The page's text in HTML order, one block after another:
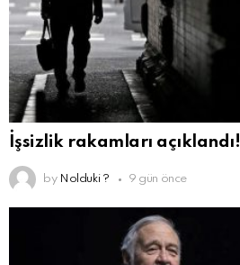
İşsizlik rakamları açıklandı!
by Nolduki ? 9 gün önce